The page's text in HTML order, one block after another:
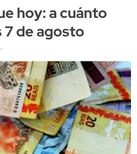
hoy: a cuánto
de agosto